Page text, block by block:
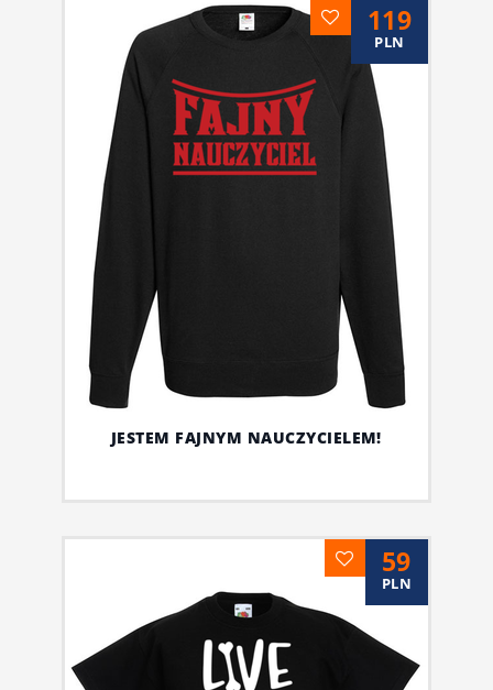
119
PLN
JESTEM FAJNYM NAUCZYCIELEM!
59
PLN